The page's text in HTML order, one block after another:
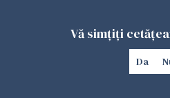
Vă simțiți
Da